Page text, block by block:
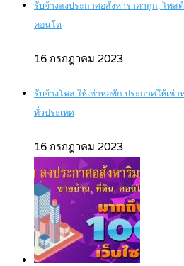
รับจ้างลงประกาศอสังหาราคาถูก, โพ
คอนโด
16 กรกฎาคม 2023
รับจ้างโพส ให้เช่าหอพัก ประกาศให้เช่
ทั่วประเทศ
16 กรกฎาคม 2023